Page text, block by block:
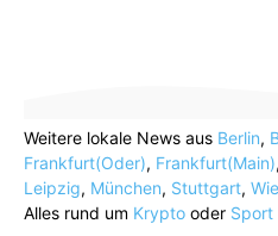
Weitere lokale News aus Berlin,
Frankfurt(Oder), Frankfurt(Main),
Leipzig, München, Stuttgart,
Alles rund um Krypto oder Sport